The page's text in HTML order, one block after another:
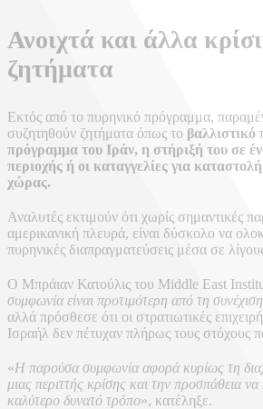
Ανοιχτά και άλλα
ζητήματα
Εκτός από το πυρηνικό πρόγραμμα,
συζητηθούν ζητήματα όπως το βαλλιστικό
πρόγραμμα του Ιράν, η στήριξή του σε
περιοχής ή οι καταγγελίες για
χώρας.
Αναλυτές εκτιμούν ότι χωρίς σημαντικές
αμερικανική πλευρά, είναι δύσκολο να
πυρηνικές διαπραγματεύσεις μέσα σε
Ο Μπράιαν Κατούλις του Middle East
συμφωνία είναι προτιμότερη από τη
αλλά πρόσθεσε ότι οι στρατιωτικές
Ισραήλ δεν πέτυχαν πλήρως τους στόχους
«Η παρούσα συμφωνία αφορά κυρίως τη
μιας περιττής κρίσης και την προσπάθεια
καλύτερο δυνατό τρόπο», κατέληξε.